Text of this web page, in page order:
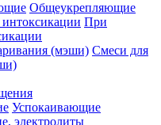
Общеукрепляющие
При
Смеси для
Успокаивающие